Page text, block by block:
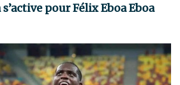
pour Félix Eboa Eboa